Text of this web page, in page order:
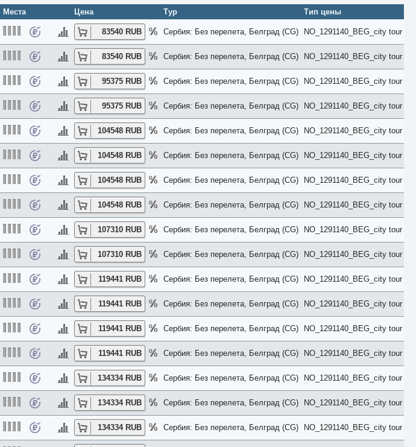
Air Conditioner
Anex
Apartment
Bay View
Beach
Bosphorus View
Bungalow
Business
Chalet
City View
Classic
Club
Comfort
Cottage
Courtyard
Creek View
Diamond Club
Different
Duplex
Eco
Economy
Elegance
Exclusive
Family
First Floor
Forest View
Grand
Ground Floor
Harbour
Honeymoon
Imperial
Inland View
Jungle View
Junior Suite
Места Цена Тур Тип цены
83540 RUB Сербия: Без перелета, Белград (CG) NO_1291140_BEG_city tour
83540 RUB Сербия: Без перелета, Белград (CG) NO_1291140_BEG_city tour
95375 RUB Сербия: Без перелета, Белград (CG) NO_1291140_BEG_city tour
95375 RUB Сербия: Без перелета, Белград (CG) NO_1291140_BEG_city tour
104548 RUB Сербия: Без перелета, Белград (CG) NO_1291140_BEG_city tour
104548 RUB Сербия: Без перелета, Белград (CG) NO_1291140_BEG_city tour
104548 RUB Сербия: Без перелета, Белград (CG) NO_1291140_BEG_city tour
104548 RUB Сербия: Без перелета, Белград (CG) NO_1291140_BEG_city tour
107310 RUB Сербия: Без перелета, Белград (CG) NO_1291140_BEG_city tour
107310 RUB Сербия: Без перелета, Белград (CG) NO_1291140_BEG_city tour
119441 RUB Сербия: Без перелета, Белград (CG) NO_1291140_BEG_city tour
119441 RUB Сербия: Без перелета, Белград (CG) NO_1291140_BEG_city tour
119441 RUB Сербия: Без перелета, Белград (CG) NO_1291140_BEG_city tour
119441 RUB Сербия: Без перелета, Белград (CG) NO_1291140_BEG_city tour
134334 RUB Сербия: Без перелета, Белград (CG) NO_1291140_BEG_city tour
134334 RUB Сербия: Без перелета, Белград (CG) NO_1291140_BEG_city tour
134334 RUB Сербия: Без перелета, Белград (CG) NO_1291140_BEG_city tour